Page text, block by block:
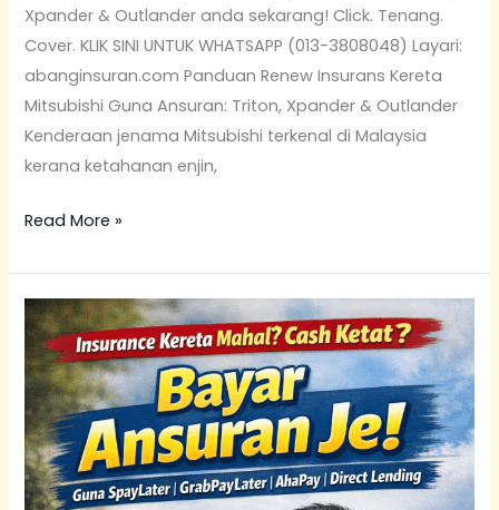
Xpander & Outlander anda sekarang! Click. Tenang.
Cover. KLIK SINI UNTUK WHATSAPP (013-3808048) Layari:
abanginsuran.com Panduan Renew Insurans Kereta
Mitsubishi Guna Ansuran: Triton, Xpander & Outlander
Kenderaan jenama Mitsubishi terkenal di Malaysia
kerana ketahanan enjin,
Read More »
Renew
Insurans
Kereta
Recond
&
Import
Guna